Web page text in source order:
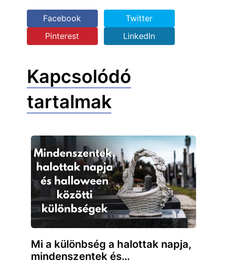
Facebook
Twitter
Pinterest
LinkedIn
Kapcsolódó
tartalmak
Mi a különbség a halottak napja,
mindenszentek és…